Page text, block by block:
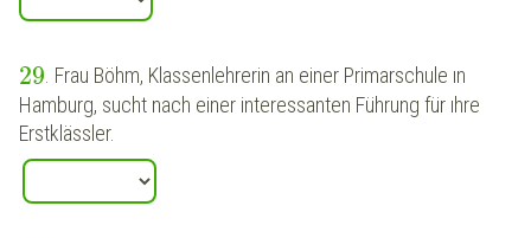
29. Frau Böhm, Klassenlehrerin an einer Primarschule ın
Hamburg, sucht nach einer interessanten Führung für ıhre
Erstklässler.